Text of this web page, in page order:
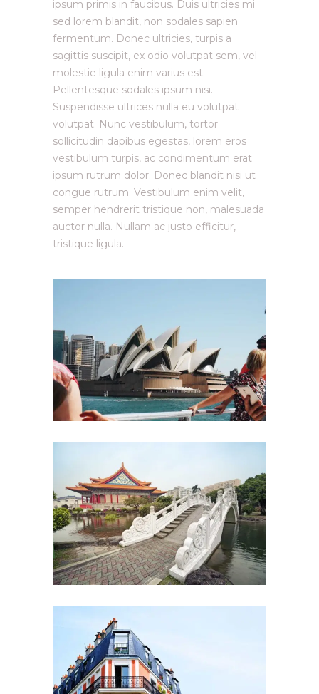
ipsum primis in faucibus. Duis ultricies mi
sed lorem blandit, non sodales sapien
fermentum. Donec ultricies, turpis a
sagittis suscipit, ex odio volutpat sem, vel
molestie ligula enim varius est.
Pellentesque sodales ipsum nisi.
Suspendisse ultrices nulla eu volutpat
volutpat. Nunc vestibulum, tortor
sollicitudin dapibus egestas, lorem eros
vestibulum turpis, ac condimentum erat
ipsum rutrum dolor. Donec blandit nisi ut
congue rutrum. Vestibulum enim velit,
semper hendrerit tristique non, malesuada
auctor nulla. Nullam ac justo efficitur,
tristique ligula.